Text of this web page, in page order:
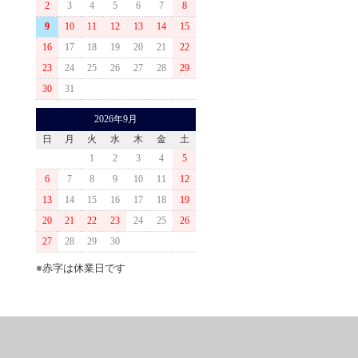
2 3 4 5 6 7
8
9
10 11 12 13 14
15
16
17 18 19 20 21
22
23
24 25 26 27 28
29
30
31
2026年9月
日
月 火 水 木 金
土
1
2 3 4
5
6
7 8 9 10 11
12
13
14 15 16 17 18
19
20
21 22 23 24 25
26
27
28 29 30
※赤字は休業日です